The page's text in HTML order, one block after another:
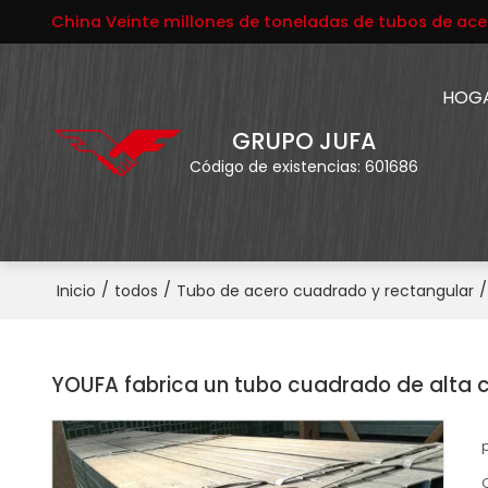
China Veinte millones de toneladas de tubos de
GRUPO JUFA
Código de existencias: 601686
Inicio / todos / Tubo de acero cuadrado y rectangular /
YOUFA fabrica un tubo cuadrado de